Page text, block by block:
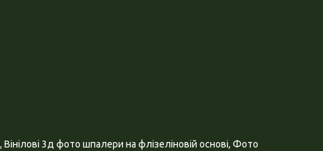
3д фото шпалери на флізеліновій основі, Фото